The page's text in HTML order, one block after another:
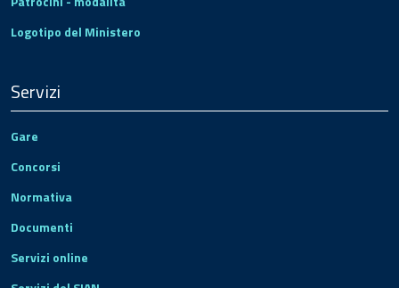
Logotipo del Ministero
Servizi
Gare
Concorsi
Normativa
Documenti
Servizi online